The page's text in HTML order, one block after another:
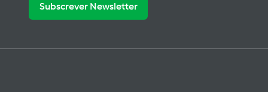
Subscrever Newsletter